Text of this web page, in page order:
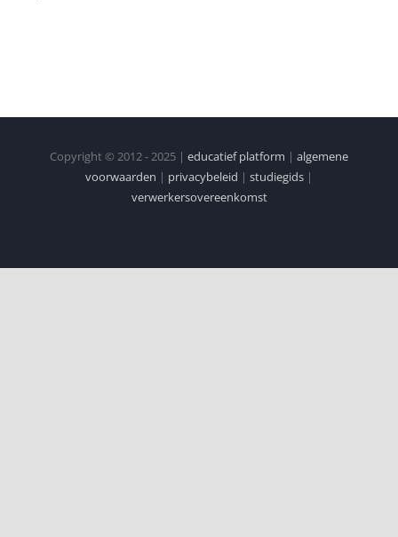
Copyright © 2012 - 2025 | educatief platform | algemene
voorwaarden | privacybeleid | studiegids |
verwerkersovereenkomst